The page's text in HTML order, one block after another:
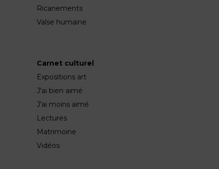
Ricanements
Valse humaine
Carnet culturel
Expositions art
J'ai bien aimé
J'ai moins aimé
Lectures
Matrimoine
Vidéos